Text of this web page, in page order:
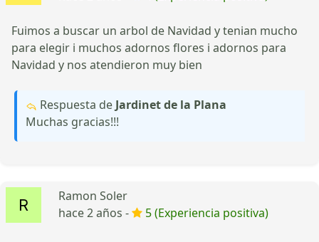
Fuimos a buscar un arbol de Navidad y tenian mucho
para elegir i muchos adornos flores i adornos para
Navidad y nos atendieron muy bien
Respuesta de Jardinet de la Plana
Muchas gracias!!!
Ramon Soler
hace 2 años -
5 (Experiencia positiva)